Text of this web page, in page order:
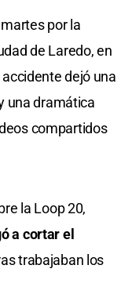
por la
de Laredo, en
accidente dejó una
una dramática
compartidos
la Loop 20,
a cortar el
trabajaban los